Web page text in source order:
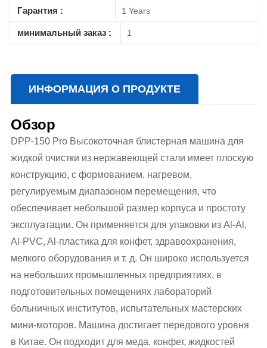
Гарантия : 1 Years
минимальный заказ : 1
ИНФОРМАЦИЯ О ПРОДУКТЕ
Обзор
DPP-150 Pro Высокоточная блистерная машина для
жидкой очистки из нержавеющей стали имеет плоскую
конструкцию, с формованием, нагревом,
регулируемым диапазоном перемещения, что
обеспечивает небольшой размер корпуса и простоту
эксплуатации. Он применяется для упаковки из Al-Al,
Al-PVC, Al-пластика для конфет, здравоохранения,
мелкого оборудования и т. д. Он широко используется
на небольших промышленных предприятиях, в
подготовительных помещениях лабораторий
больничных институтов, испытательных мастерских
мини-моторов. Машина достигает передового уровня
в Китае. Он подходит для меда, конфет, жидкостей